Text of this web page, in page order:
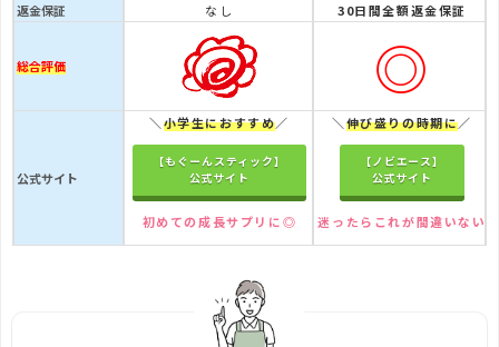
返金保証
なし 30日間全額返金保証
総合評価 ◎
公式サイト
＼ 小学生におすすめ／
【もぐーんスティック】
公式サイト
初めての成長サプリに◎
＼ 伸び盛りの時期に／
【ノビエース】
公式サイト
迷ったらこれが間違いない